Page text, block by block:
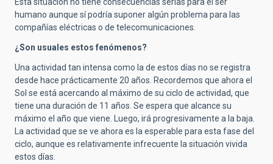
Esta situación no tiene consecuencias serias para el ser
humano aunque sí podría suponer algún problema para las
compañías eléctricas o de telecomunicaciones.
¿Son usuales estos fenómenos?
Unaactividad tan intensa como la de estos días no se registra
desde hace prácticamente 20 años. Recordemos que ahora el
Sol se está acercando al máximo de su ciclo de actividad, que
tiene una duración de 11 años. Se espera que alcance su
máximo el año que viene. Luego, irá progresivamente a la baja.
La actividad que se ve ahora es la esperable para esta fase del
ciclo, aunque es relativamente infrecuente la situación vivida
estos días.